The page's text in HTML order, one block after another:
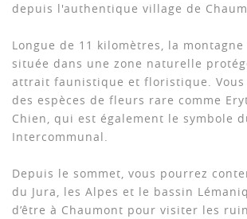
depuis l'authentique village de
Longue de 11 kilomètres, la
située dans une zone naturelle
attrait faunistique et floristique. Vous
des espèces de fleurs rare comme
Chien, qui est également le symbole
Intercommunal.
Depuis le sommet, vous pourrez
du Jura, les Alpes et le bassin
d’être à Chaumont pour visiter les